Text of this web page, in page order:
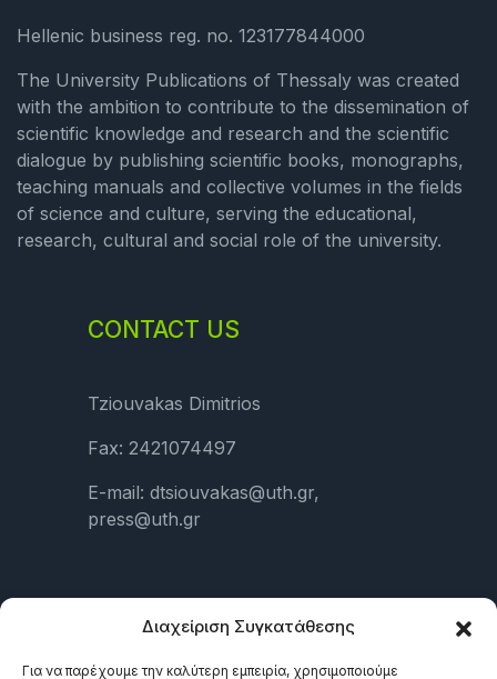
Διαχείριση Συγκατάθεσης
Για να παρέχουμε την καλύτερη εμπειρία, χρησιμοποιούμε
Hellenic business reg. no. 123177844000
The University Publications of Thessaly was created
with the ambition to contribute to the dissemination of
scientific knowledge and research and the scientific
dialogue by publishing scientific books, monographs,
teaching manuals and collective volumes in the fields
of science and culture, serving the educational,
research, cultural and social role of the university.
CONTACT US
Tziouvakas Dimitrios
Fax: 2421074497
E-mail: dtsiouvakas@uth.gr,
press@uth.gr